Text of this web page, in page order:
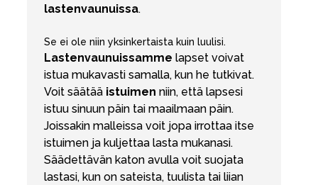
lastenvaunuissa.
Se ei ole niin yksinkertaista kuin luulisi.
Lastenvaunuissamme lapset voivat
istua mukavasti samalla, kun he tutkivat.
Voit säätää istuimen niin, että lapsesi
istuu sinuun päin tai maailmaan päin.
Joissakin malleissa voit jopa irrottaa itse
istuimen ja kuljettaa lasta mukanasi.
Säädettävän katon avulla voit suojata
lastasi, kun on sateista, tuulista tai liian